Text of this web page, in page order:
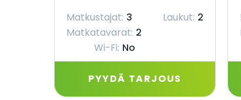
Matkustajat: 3 Laukut: 2
Matkatavarat: 2
Wi-Fi: No
PYYDÄ TARJOUS